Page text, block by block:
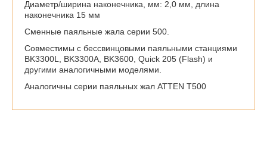
Диаметр/ширина наконечника, мм: 2,0 мм, длина
наконечника 15 мм
Сменные паяльные жала серии 500.
Совместимы с бессвинцовыми паяльными станциями
BK3300L, BK3300A, BK3600, Quick 205 (Flash) и
другими аналогичными моделями.
Аналогичны серии паяльных жал ATTEN T500